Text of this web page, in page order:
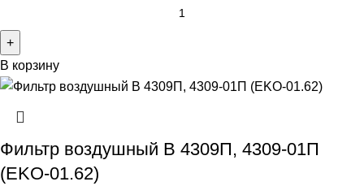
В корзину
Фильтр воздушный В 4309П, 4309-01П
(EKO-01.62)